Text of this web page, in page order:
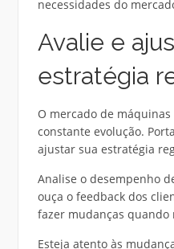
necessidades do
Avalie e
estratégia
O mercado de
constante evolução.
ajustar sua estratégia
Analise o desempenho
ouça o feedback dos
fazer mudanças quando
Esteja atento às